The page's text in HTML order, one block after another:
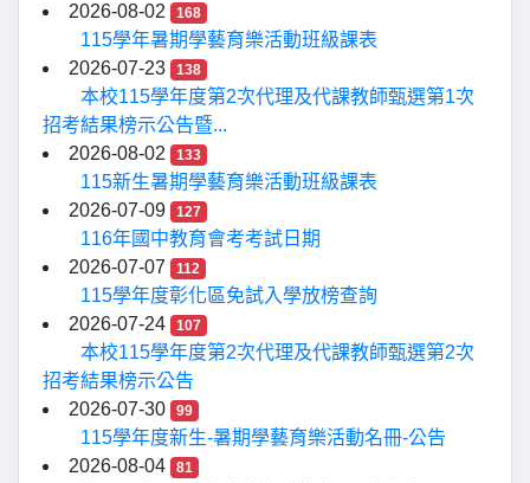
2026-08-02
168
115學年暑期學藝育樂活動班級課表
2026-07-23
138
本校115學年度第2次代理及代課教師甄選第1次
招考結果榜示公告暨...
2026-08-02
133
115新生暑期學藝育樂活動班級課表
2026-07-09
127
116年國中教育會考考試日期
2026-07-07
112
115學年度彰化區免試入學放榜查詢
2026-07-24
107
本校115學年度第2次代理及代課教師甄選第2次
招考結果榜示公告
2026-07-30
99
115學年度新生-暑期學藝育樂活動名冊-公告
2026-08-04
81